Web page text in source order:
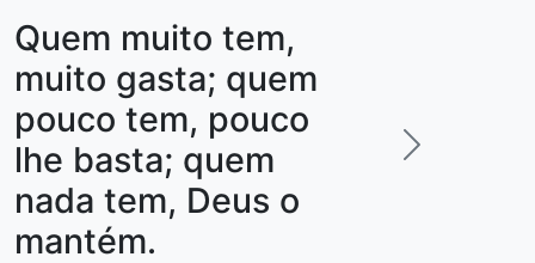
Quem muito tem,
muito gasta; quem
pouco tem, pouco
lhe basta; quem
nada tem, Deus o
mantém.